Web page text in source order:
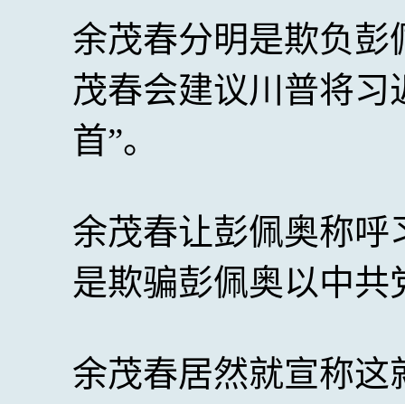
余茂春分明是欺负
茂春会建议川普将习
首”。
余茂春让彭佩奥称
是欺骗彭佩奥以中
余茂春居然就宣称